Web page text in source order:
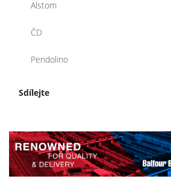
Alstom
ČD
Pendolino
Sdílejte